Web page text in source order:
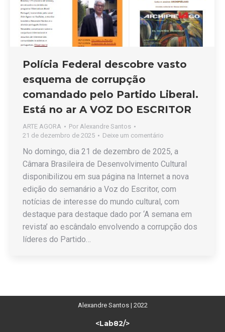
Polícia Federal descobre vasto
esquema de corrupção
comandado pelo Partido Liberal.
Está no ar A VOZ DO ESCRITOR
ARTE AGORA Por Alexandre Santos
21 de dezembro de 2025
Deixe um comentário
No domingo, dia 21 de dezembro de 2025, a
Câmara Brasileira de Desenvolvimento Cultural
disponibilizou em sua página na Internet a nova
edição do semanário a Voz do Escritor, com
notícias de interesse do mundo cultural, com
destaque para destaque dado por ‘A semana em
revista’ ao escândalo envolvendo a corrupção dos
líderes do Partido…
Alexandre Santos | 2022
<Lab82/>